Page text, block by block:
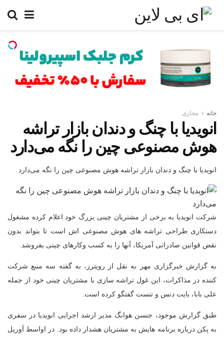
خانه مجازی
انویدیا با چنگ و دندان بازار تراشه
هوش مصنوعی چین را نگه می‌دارد
انویدیا با چنگ و دندان بازار تراشه هوش مصنوعی چین را نگه می‌دارد
شرکت انویدیا به برخی از مشتریان چینی بزرگ خود اعلام کرده مشغول
دستکاری طراحی تراشه های هوش مصنوعی اش است تا بتواند بدون
نقض قوانین صادراتی آمریکا، آنها را به کسب وکارهای چینی بفروشد.
به گزارش خبرگزاری مهر به نقل از رویترز، به گفته سه منبع شرکت
کننده در مذاکرات، این غول تراشه سازی با مشتریان چینی خود از جمله
علی بابا، بایت دنس و تنست گفتگو کرده است.
طبق گزارش موجود، جنسن هوانگ مدیر ارشد اجرایی انویدیا در سفری
به پکن درباره برنامه هایش به مشتریان هشدار داده بود. در اواسط آوریل